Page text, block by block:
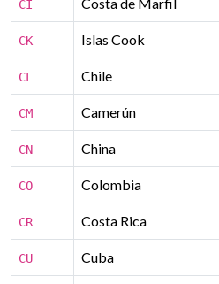
CI
CK Islas Cook
CL Chile
CM Camerún
CN China
CO Colombia
CR Costa Rica
CU Cuba